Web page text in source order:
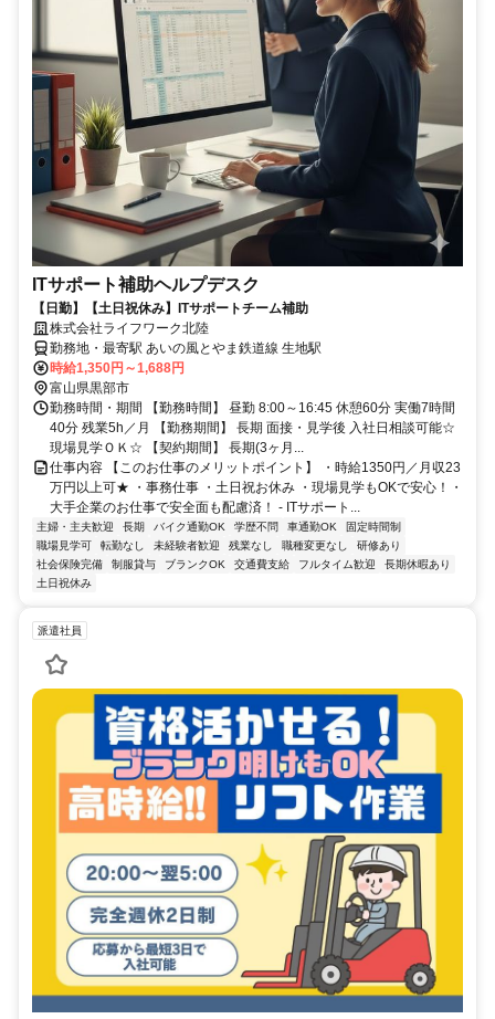
ITサポート補助ヘルプデスク
【日勤】【土日祝休み】ITサポートチーム補助
株式会社ライフワーク北陸
勤務地・最寄駅 あいの風とやま鉄道線 生地駅
時給1,350円～1,688円
富山県黒部市
勤務時間・期間 【勤務時間】 昼勤 8:00～16:45 休憩60分 実働7時間
40分 残業5h／月 【勤務期間】 長期 面接・見学後 入社日相談可能☆
現場見学ＯＫ☆ 【契約期間】 長期(3ヶ月...
仕事内容 【このお仕事のメリットポイント】 ・時給1350円／月収23
万円以上可★ ・事務仕事 ・土日祝お休み ・現場見学もOKで安心！・
大手企業のお仕事で安全面も配慮済！ - ITサポート...
主婦・主夫歓迎 長期 バイク通勤OK 学歴不問 車通勤OK
固定時間制
職場見学可
転勤なし 未経験者歓迎 残業なし 職種変更なし
研修あり
社会保険完備
制服貸与 ブランクOK 交通費支給 フルタイム歓迎
長期休暇あり
土日祝休み
派遣社員